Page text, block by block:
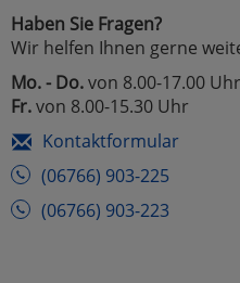
Haben Sie Fragen?
Wir helfen Ihnen gerne
Mo. - Do.von 8.00-17.00 Uhr
Fr.von 8.00-15.30 Uhr
Kontaktformular
(06766) 903-225
(06766) 903-223